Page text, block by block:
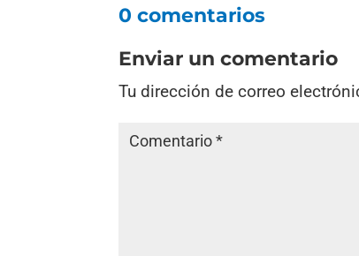
0 comentarios
Enviar un comentario
Tu dirección de correo